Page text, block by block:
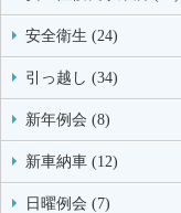
安全衛生 (24)
引っ越し (34)
新年例会 (8)
新車納車 (12)
日曜例会 (7)